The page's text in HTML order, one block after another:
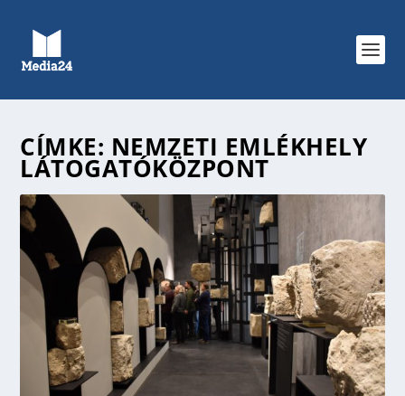
CÍMKE: NEMZETI EMLÉKHELY
LÁTOGATÓKÖZPONT